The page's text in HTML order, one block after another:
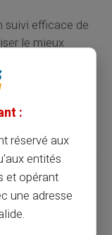
suivi efficace de
le mieux
à l'évolution
jamais
rapporter
:
réservé aux
entités
et opérant
une adresse